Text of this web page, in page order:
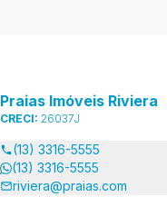
Praias Imóveis Riviera
CRECI: 26037J
(13) 3316-5555
(13) 3316-5555
riviera@praias.com